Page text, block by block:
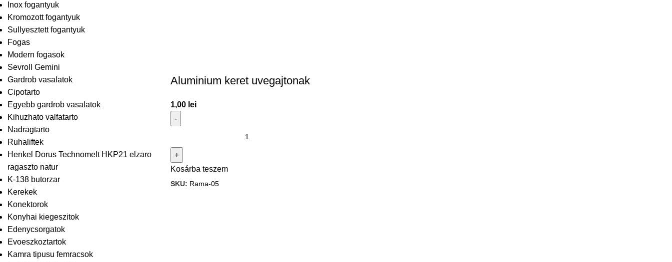
Inox fogantyuk
Kromozott fogantyuk
Sullyesztett fogantyuk
Fogas
Modern fogasok
Sevroll Gemini
Gardrob vasalatok
Cipotarto
Egyebb gardrob vasalatok
Kihuzhato valfatarto
Nadragtarto
Ruhaliftek
Henkel Dorus Technomelt HKP21 elzaro
ragaszto natur
K-138 butorzar
Kerekek
Konektorok
Konyhai kiegeszitok
Edenycsorgatok
Evoeszkoztartok
Kamra tipusu femracsok
Aluminium keret uvegajtonak
1,00 lei
Kosárba teszem
SKU: Rama-05